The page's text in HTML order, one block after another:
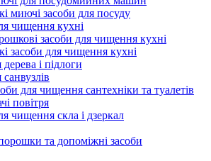
миючі засоби для посуду
чищення кухні
засоби для чищення кухні
засоби для чищення кухні
дерева і підлоги
для чищення сантехніки та туалетів
повітря
чищення скла і дзеркал
та допоміжні засоби